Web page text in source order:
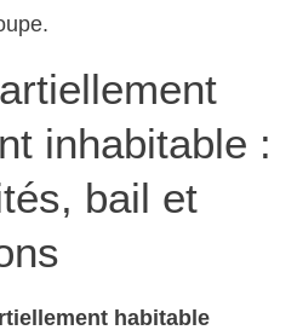
inhabitable :
bail et
habitable